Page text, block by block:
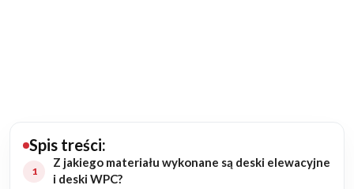
Budowa domu
Spis treści:
Z jakiego materiału wykonane są deski elewacyjne
i deski WPC?